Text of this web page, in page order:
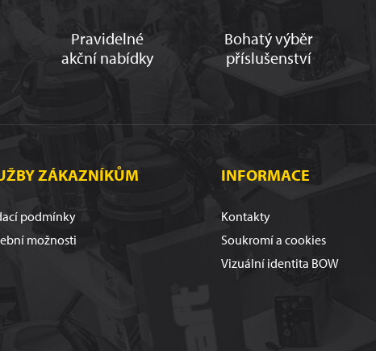
Pravidelné
akční nabídky
Bohatý výběr
příslušenství
ZÁKAZNÍKŮM
podmínky
možnosti
INFORMACE
Kontakty
Soukromí a cookies
Vizuální identita BOW